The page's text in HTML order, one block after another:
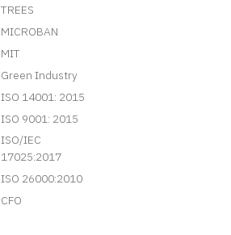
TREES
MICROBAN
MIT
Green Industry
ISO 14001: 2015
ISO 9001: 2015
ISO/IEC
17025:2017
ISO 26000:2010
CFO